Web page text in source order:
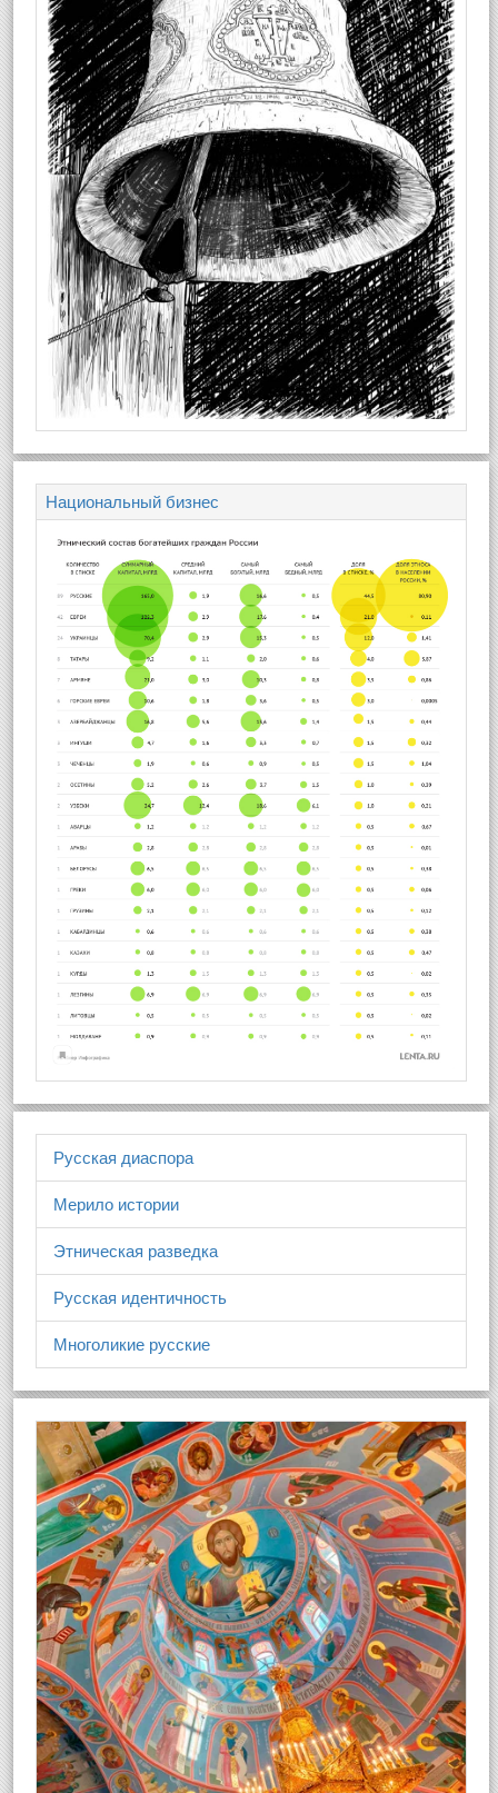
Национальный бизнес
Русская диаспора
Мерило истории
Этническая разведка
Русская идентичность
Многоликие русские